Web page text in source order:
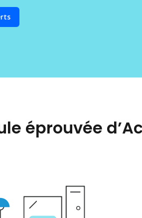
éprouvée